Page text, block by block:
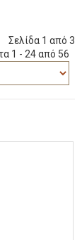
Σελίδα 1 από 3
1 - 24 από 56